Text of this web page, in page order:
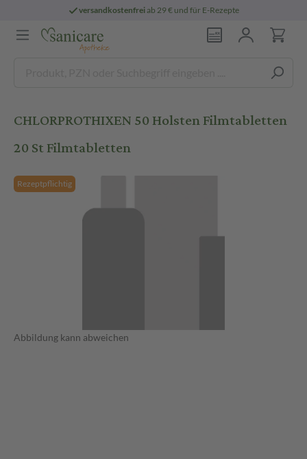
versandkostenfreiab 29 € und für E-Rezepte
CHLORPROTHIXEN 50 Holsten Filmtabletten
20 St Filmtabletten
Rezeptpflichtig
Abbildung kann abweichen